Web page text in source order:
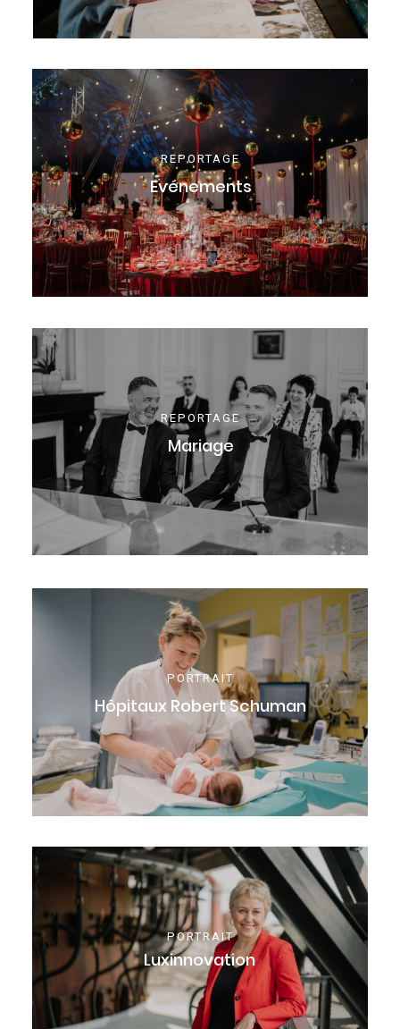
REPORTAGE
REPORTAGE
PORTRAIT
Mariage
Hôpitaux Robert Schuman
Evénements
PORTRAIT
Luxinnovation